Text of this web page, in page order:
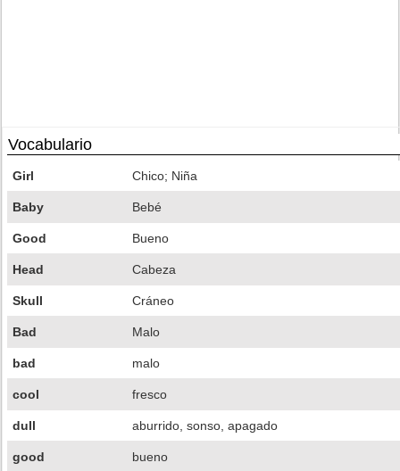
Vocabulario
Girl Chico; Niña
Baby Bebé
Good Bueno
Head Cabeza
Skull Cráneo
Bad Malo
bad malo
cool fresco
dull aburrido, sonso, apagado
good bueno